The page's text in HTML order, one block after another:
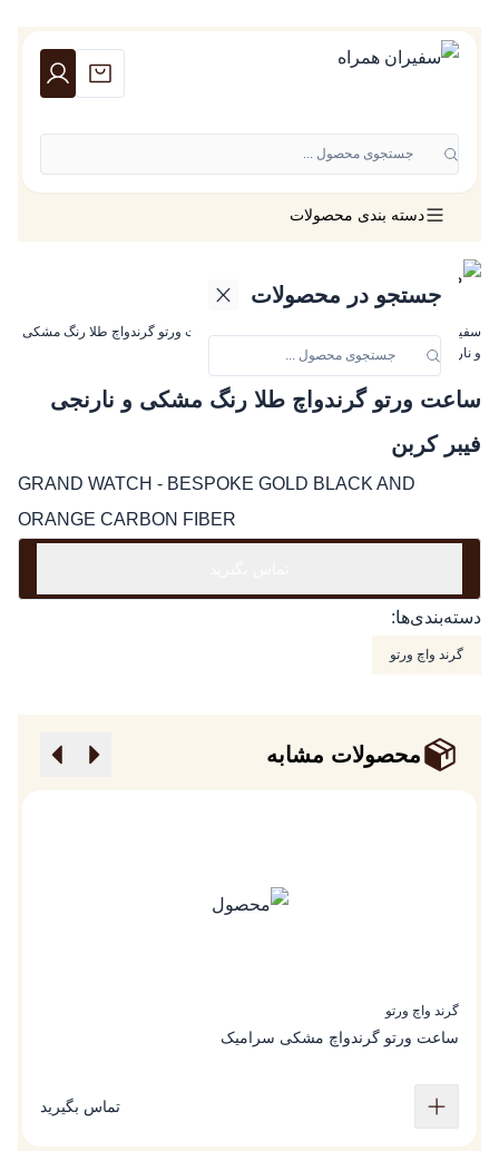
جستجوی محصول ...
جستجو در محصولات
دسته بندی محصولات
سفیران همراه»ساعت ورتو»گرند واچ ورتو»ساعت ورتو گرندواچ طلا رنگ مشکی
و نارنجی فیبر‌ کربن
ساعت ورتو گرندواچ طلا رنگ مشکی و نارنجی
فیبر‌ کربن
GRAND WATCH - BESPOKE GOLD BLACK AND
ORANGE CARBON FIBER
دسته‌بندی‌ها:
گرند واچ ورتو
محصولات مشابه
گرند واچ ورتو
ساعت ورتو گرندواچ مشکی سرامیک
تماس بگیرید